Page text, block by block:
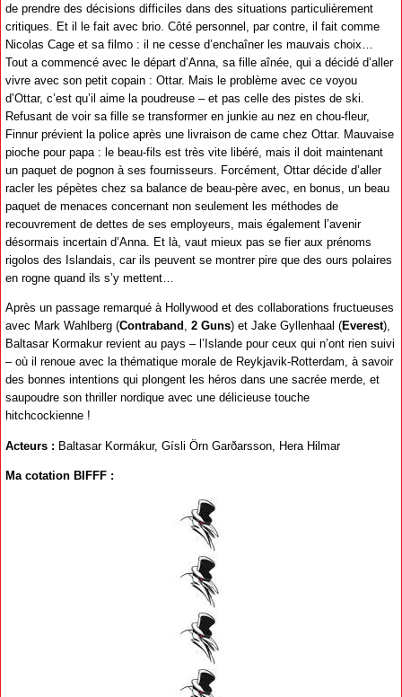
de prendre des décisions difficiles dans des situations particulièrement
critiques. Et il le fait avec brio. Côté personnel, par contre, il fait comme
Nicolas Cage et sa filmo : il ne cesse d’enchaîner les mauvais choix…
Tout a commencé avec le départ d’Anna, sa fille aînée, qui a décidé d’aller
vivre avec son petit copain : Ottar. Mais le problème avec ce voyou
d’Ottar, c’est qu’il aime la poudreuse – et pas celle des pistes de ski.
Refusant de voir sa fille se transformer en junkie au nez en chou-fleur,
Finnur prévient la police après une livraison de came chez Ottar. Mauvaise
pioche pour papa : le beau-fils est très vite libéré, mais il doit maintenant
un paquet de pognon à ses fournisseurs. Forcément, Ottar décide d’aller
racler les pépètes chez sa balance de beau-père avec, en bonus, un beau
paquet de menaces concernant non seulement les méthodes de
recouvrement de dettes de ses employeurs, mais également l’avenir
désormais incertain d’Anna. Et là, vaut mieux pas se fier aux prénoms
rigolos des Islandais, car ils peuvent se montrer pire que des ours polaires
en rogne quand ils s’y mettent…
Après un passage remarqué à Hollywood et des collaborations fructueuses
avec Mark Wahlberg (Contraband , 2 Guns) et Jake Gyllenhaal (Everest),
Baltasar Kormakur revient au pays – l’Islande pour ceux qui n’ont rien suivi
– où il renoue avec la thématique morale de Reykjavik-Rotterdam, à savoir
des bonnes intentions qui plongent les héros dans une sacrée merde, et
saupoudre son thriller nordique avec une délicieuse touche
hitchcockienne !
Acteurs : Baltasar Kormákur, Gísli Örn Garðarsson, Hera Hilmar
Ma cotation BIFFF :